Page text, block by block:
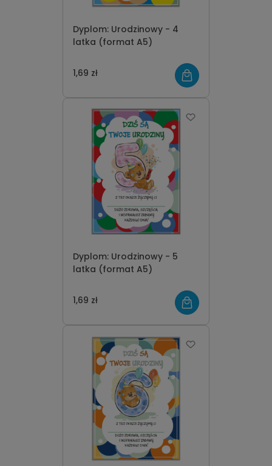
Dyplom: Urodzinowy - 4
latka (format A5)
1,69 zł
Dyplom: Urodzinowy - 5
latka (format A5)
1,69 zł